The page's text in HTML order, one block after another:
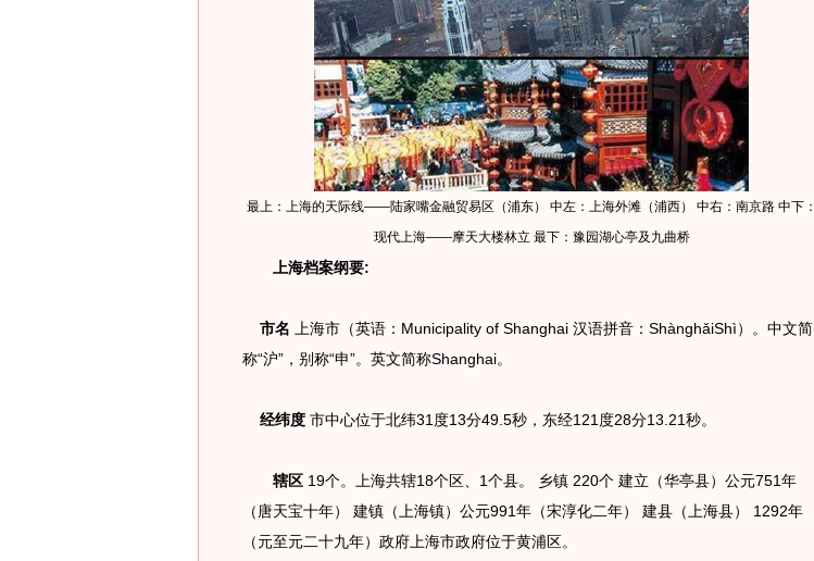
最上：上海的天际线——陆家嘴金融贸易区（浦东） 中左：上海外滩（浦西） 中右：南京路 中下：
现代上海——摩天大楼林立 最下：豫园湖心亭及九曲桥
上海档案纲要:
市名 上海市（英语：Municipality of Shanghai 汉语拼音：ShànghǎiShì）。中文简
称“沪”，别称“申”。英文简称Shanghai。
经纬度 市中心位于北纬31度13分49.5秒，东经121度28分13.21秒。
辖区 19个。上海共辖18个区、1个县。 乡镇 220个 建立（华亭县）公元751年
（唐天宝十年） 建镇（上海镇）公元991年（宋淳化二年） 建县（上海县） 1292年
（元至元二十九年）政府上海市政府位于黄浦区。